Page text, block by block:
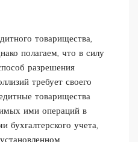
товарищества,
полагаем, что в силу
разрешения
требует своего
товарищества
ими операций в
бухгалтерского учета,